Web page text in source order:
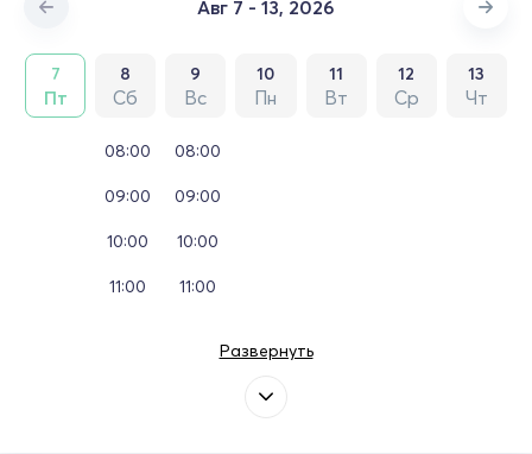
Авг 7 - 13, 2026
7
Пт
8
Сб
9
Вс
10
Пн
11
Вт
12
Ср
13
Чт
08:00
09:00
10:00
11:00
08:00
09:00
10:00
11:00
Развернуть